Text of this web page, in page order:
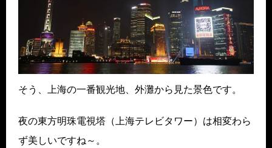
そう、上海の一番観光地、外灘から見た景色です。
夜の東方明珠電視塔（上海テレビタワー）は相変わら
ず美しいですね～。